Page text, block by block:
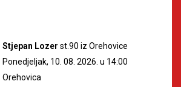
Stjepan Lozer st.90 iz Orehovice
Ponedjeljak, 10. 08. 2026. u 14:00
Orehovica